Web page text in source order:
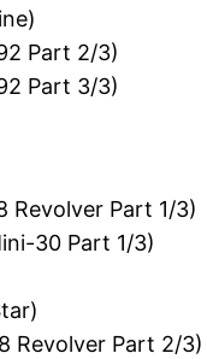
Part 2/3)
Part 3/3)
Revolver Part 1/3)
30 Part 1/3)
Revolver Part 2/3)